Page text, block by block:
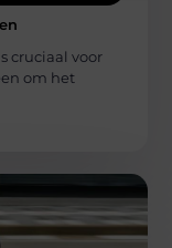
cruciaal voor
om het